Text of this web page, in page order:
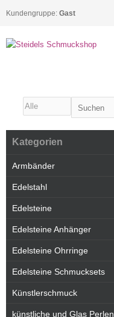
Kundengruppe: Gast
Kategorien
Armbänder
Edelstahl
Edelsteine
Edelsteine Anhänger
Edelsteine Ohrringe
Edelsteine Schmucksets
Künstlerschmuck
künstliche und Glas Perlen